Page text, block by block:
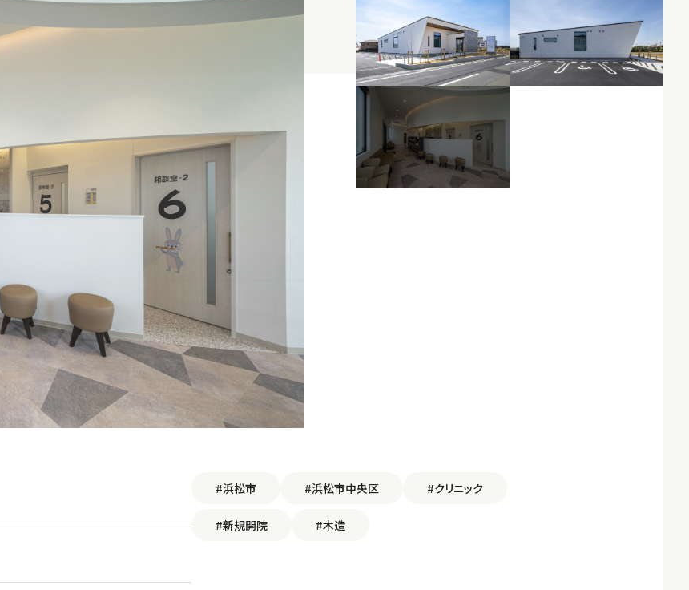
#浜松市 #浜松市中央区 #クリニック
#新規開院 #木造